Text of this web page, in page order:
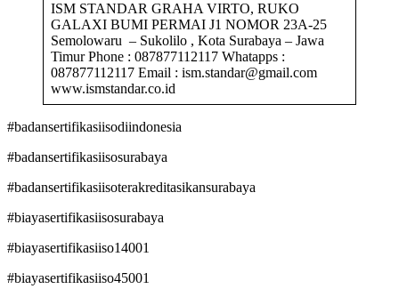
ISM STANDAR GRAHA VIRTO, RUKO
GALAXI BUMI PERMAI J1 NOMOR 23A-25
Semolowaru – Sukolilo , Kota Surabaya – Jawa
Timur Phone : 087877112117 Whatapps :
087877112117 Email : ism.standar@gmail.com
www.ismstandar.co.id
#badansertifikasiisodiindonesia
#badansertifikasiisosurabaya
#badansertifikasiisoterakreditasikansurabaya
#biayasertifikasiisosurabaya
#biayasertifikasiiso14001
#biayasertifikasiiso45001